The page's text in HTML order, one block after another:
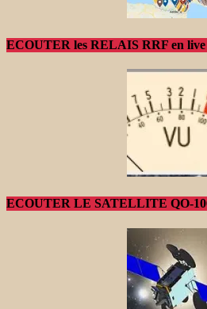
ECOUTER les RELAIS RRF en live
ECOUTER LE SATELLITE QO-